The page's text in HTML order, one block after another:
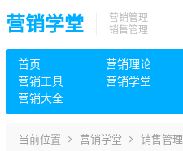
营销学堂
营销管理
销售管理
首页 营销理论
营销工具
营销学堂
营销大全
当前位置 营销学堂 销售管理